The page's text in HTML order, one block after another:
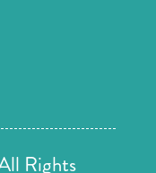
Rights